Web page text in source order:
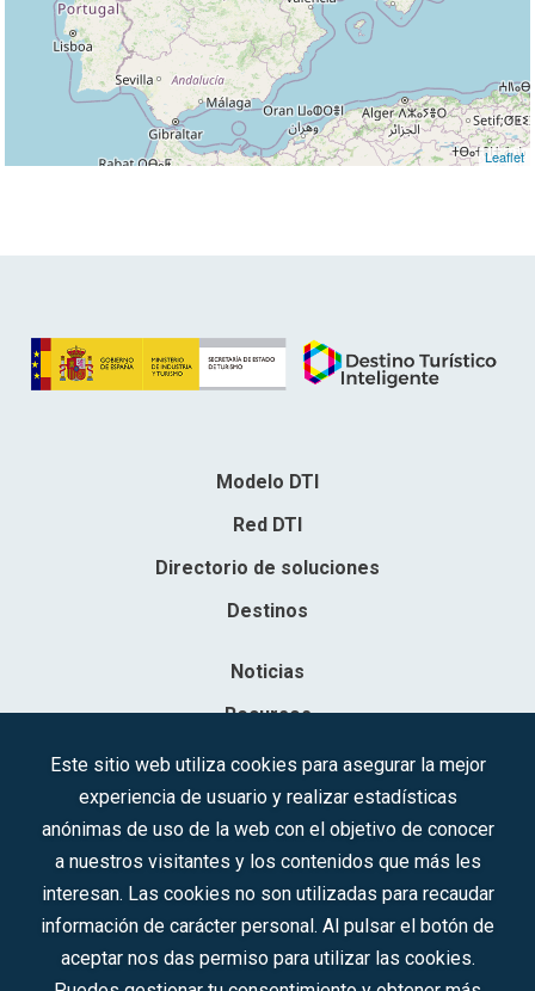
Leaflet
Modelo DTI
Red DTI
Directorio de soluciones
Destinos
Noticias
Recursos
Contacto
Sociedad Mercantil Estatal para la Gestión de la Innovación y las
Inscrita en el R.M. de Madrid, T, 12593, Se. 8, F. 129, H. 201.307.
C.I.F.: A-81/874.984
Síguenos en redes sociales:
Este sitio web utiliza cookies para asegurar la mejor
experiencia de usuario y realizar estadísticas
anónimas de uso de la web con el objetivo de conocer
a nuestros visitantes y los contenidos que más les
interesan. Las cookies no son utilizadas para recaudar
información de carácter personal. Al pulsar el botón de
aceptar nos das permiso para utilizar las cookies.